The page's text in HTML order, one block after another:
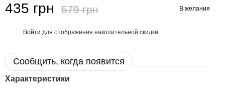
435 грн 579 грн В желания
Войти для отображения накопительной скидки
Сообщить, когда появится
Характеристики